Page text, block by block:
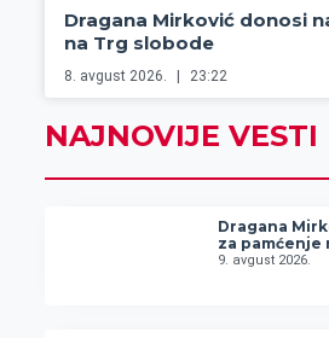
Dragana Mirković donosi
na Trg slobode
8. avgust 2026. 23:22
NAJNOVIJE VESTI
Dragana
za pamćenje
9. avgust 2026.